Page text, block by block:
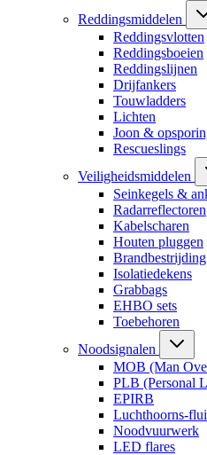
Reddingsmiddelen
Reddingsvlotten
Reddingsboeien
Reddingslijnen
Drijfankers
Touwladders
Lichten
Joon &
Rescueslings
Veiligheidsmiddelen
Seinkegels &
Radarreflectoren
Kabelscharen
Houten pluggen
Brandbestrijding
Isolatiedekens
Grabbags
EHBO sets
Toebehoren
Noodsignalen
MOB (Man
PLB (Personal
EPIRB
Luchthoorns-
Noodvuurwerk
LED flares